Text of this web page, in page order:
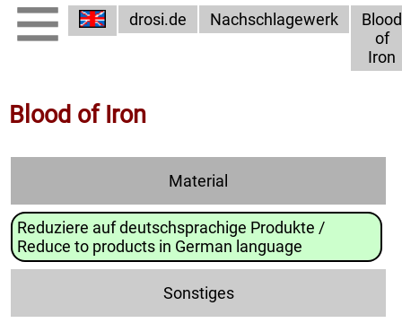
drosi.de Nachschlagewerk
Blood
of
Iron
Blood of Iron
Material
Reduziere auf deutschsprachige Produkte /
Reduce to products in German language
Sonstiges